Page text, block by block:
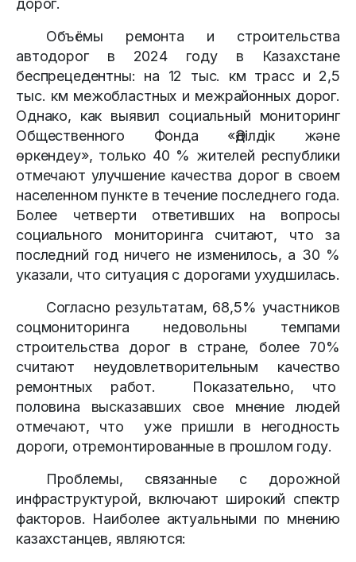
дорог.
Объёмы ремонта и строительства
автодорог в 2024 году в Казахстане
беспрецедентны: на 12 тыс. км трасс и 2,5
тыс. км межобластных и межрайонных дорог.
Однако, как выявил социальный мониторинг
Общественного Фонда «Әділдік және
өркендеу», только 40 % жителей республики
отмечают улучшение качества дорог в своем
населенном пункте в течение последнего года.
Более четверти ответивших на вопросы
социального мониторинга считают, что за
последний год ничего не изменилось, а 30 %
указали, что ситуация с дорогами ухудшилась.
Согласно результатам, 68,5% участников
соцмониторинга недовольны темпами
строительства дорог в стране, более 70%
считают неудовлетворительным качество
ремонтных работ. Показательно, что
половина высказавших свое мнение людей
отмечают, что уже пришли в негодность
дороги, отремонтированные в прошлом году.
Проблемы, связанные с дорожной
инфраструктурой, включают широкий спектр
факторов. Наиболее актуальными по мнению
казахстанцев, являются: